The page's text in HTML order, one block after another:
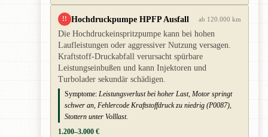
!! Hochdruckpumpe HPFP Ausfall ab 120.000 km
Die Hochdruckeinspritzpumpe kann bei hohen
Laufleistungen oder aggressiver Nutzung versagen.
Kraftstoff-Druckabfall verursacht spürbare
Leistungseinbußen und kann Injektoren und
Turbolader sekundär schädigen.
Symptome: Leistungsverlust bei hoher Last, Motor springt
schwer an, Fehlercode Kraftstoffdruck zu niedrig (P0087),
Stottern unter Volllast.
1.200–3.000 €